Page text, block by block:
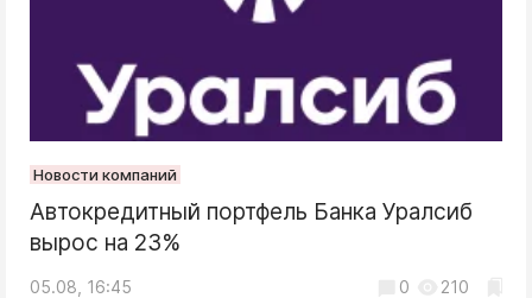
Новости компаний
Автокредитный портфель Банка Уралсиб
вырос на 23%
05.08, 16:45 0 210